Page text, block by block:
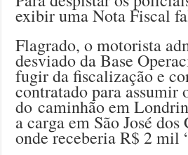
exibir uma Nota Fiscal
Flagrado, o motorista
desviado da Base
fugir da fiscalização e
contratado para assumir
do caminhão em
a carga em São José dos
onde receberia R$ 2 mil